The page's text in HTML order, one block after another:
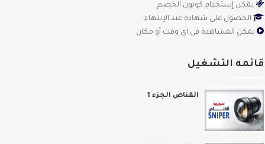
يمكن إستخدام كوبون الخصم
الحصول على شهادة عند الإنتهاء
يمكن المشاهدة فى اى وقت أو مكان
التشغيل
القناص الجزء 1